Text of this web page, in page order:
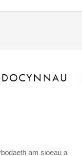
am sioeau a